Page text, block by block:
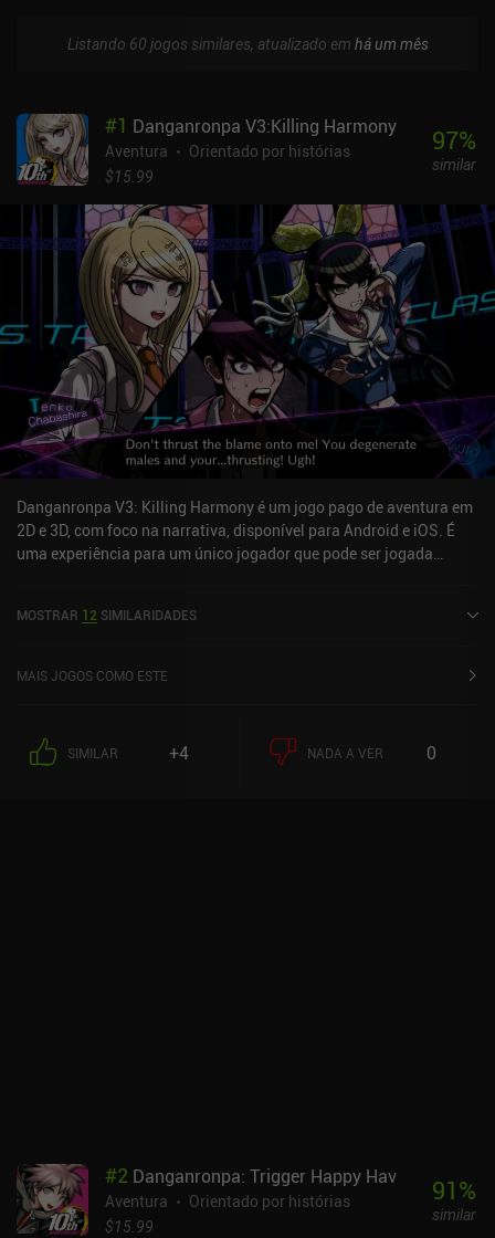
Listando 60 jogos similares, atualizado em há um mês
#1 Danganronpa V3:Killing Harmony
Aventura
Orientado por histórias
$15.99
97%
similar
Danganronpa V3: Killing Harmony é um jogo pago de aventura em
2D e 3D, com foco na narrativa, disponível para Android e iOS. É
uma experiência para um único jogador que pode ser jogada
no Google Play e 4,3 de 5,0 na App Store do iOS.
MOSTRAR 12 SIMILARIDADES
MAIS JOGOS COMO ESTE
SIMILAR +4 NADA A VER 0
#2 Danganronpa: Trigger Happy Hav
Aventura
Orientado por histórias
$15.99
91%
similar